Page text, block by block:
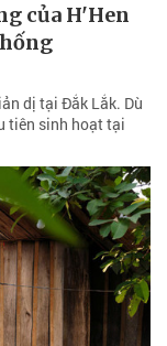
của H'Hen
dị tại Đắk Lắk. Dù
tiên sinh hoạt tại